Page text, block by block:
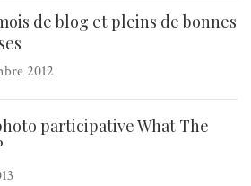
de blog et pleins de bonnes
2012
participative What The